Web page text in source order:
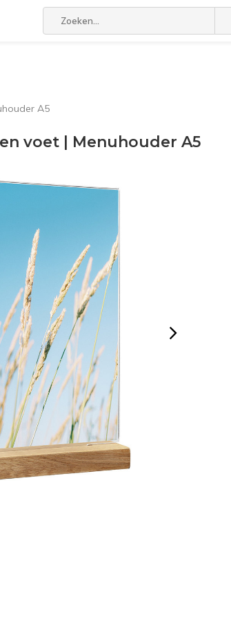
A5
voet | Menuhouder A5